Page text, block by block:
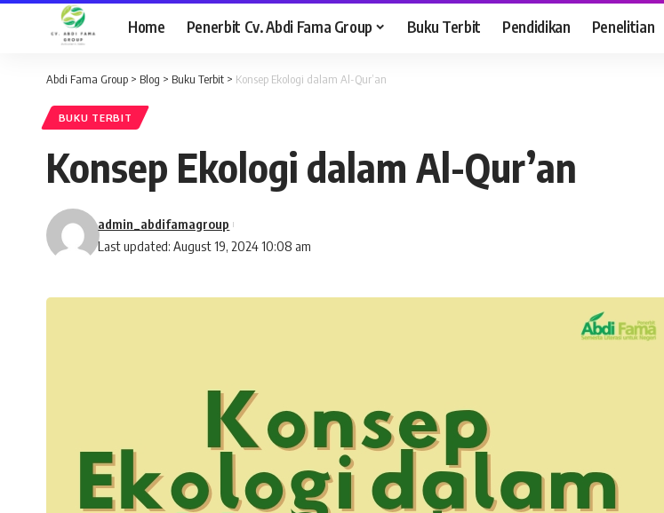
Home Penerbit Cv. Abdi Fama Group Buku Terbit Pendidikan Penelitian
Abdi Fama Group > Blog > Buku Terbit > Konsep Ekologi dalam Al-Qur’an
BUKU TERBIT
Konsep Ekologi dalam Al-Qur’an
Last updated: August 19, 2024 10:08 am
admin_abdifamagroup